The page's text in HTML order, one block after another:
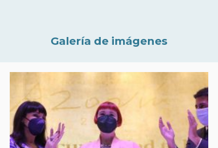
Galería de imágenes